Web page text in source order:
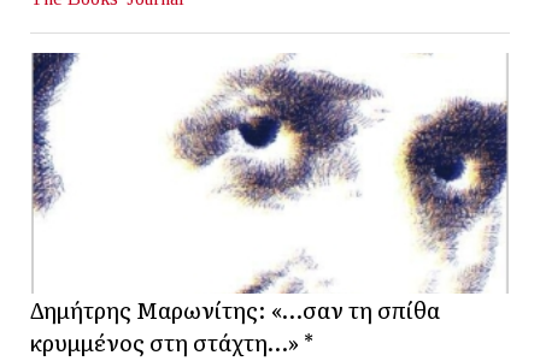
Δημήτρης Μαρωνίτης: «…σαν τη σπίθα
κρυμμένος στη στάχτη…» *